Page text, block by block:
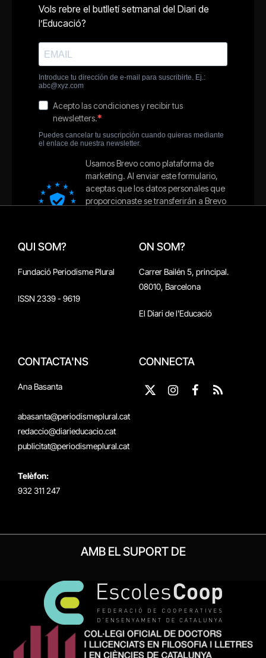
QUI SOM?
Fundació Periodisme Plural
ISSN 2339 - 9619
ON SOM?
Carrer Bailén 5, principal.
08010, Barcelona
El Diari de l'Educació
CONTACTA'NS
Ana Basanta
abasanta@periodismeplural.cat
redaccio@diarieducacio.cat
publicitat@periodismeplural.cat
Telèfon:
932 311 247
CONNECTA
X
Instagram
Facebook
RSS
AMB EL SUPORT DE